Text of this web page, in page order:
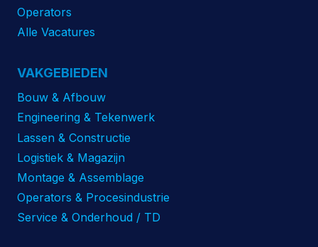
Operators
Alle Vacatures
VAKGEBIEDEN
Bouw & Afbouw
Engineering & Tekenwerk
Lassen & Constructie
Logistiek & Magazijn
Montage & Assemblage
Operators & Procesindustrie
Service & Onderhoud / TD